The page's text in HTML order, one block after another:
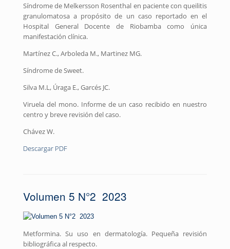
Síndrome de Melkersson Rosenthal en paciente con queilitis
granulomatosa a propósito de un caso reportado en el
Hospital General Docente de Riobamba como única
manifestación clínica.
Martínez C., Arboleda M., Martinez MG.
Síndrome de Sweet.
Silva M.L, Úraga E., Garcés JC.
Viruela del mono. Informe de un caso recibido en nuestro
centro y breve revisión del caso.
Chávez W.
Descargar PDF
Volumen 5 N°2 2023
Metformina. Su uso en dermatología. Pequeña revisión
bibliográfica al respecto.